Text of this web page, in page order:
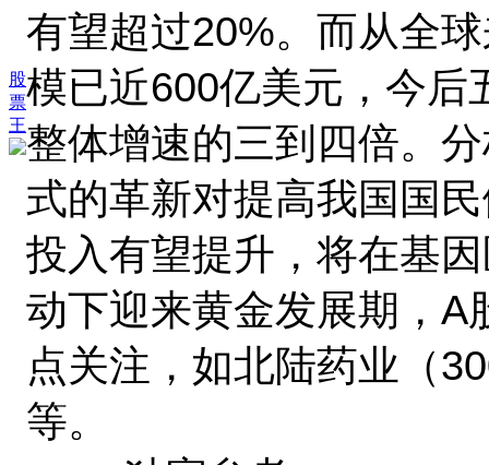
股
票
王
有望超过20%。而从全
模已近600亿美元，今后
整体增速的三到四倍。
式的革新对提高我国国
投入有望提升，将在基
动下迎来黄金发展期，A
点关注，如北陆药业（
等。